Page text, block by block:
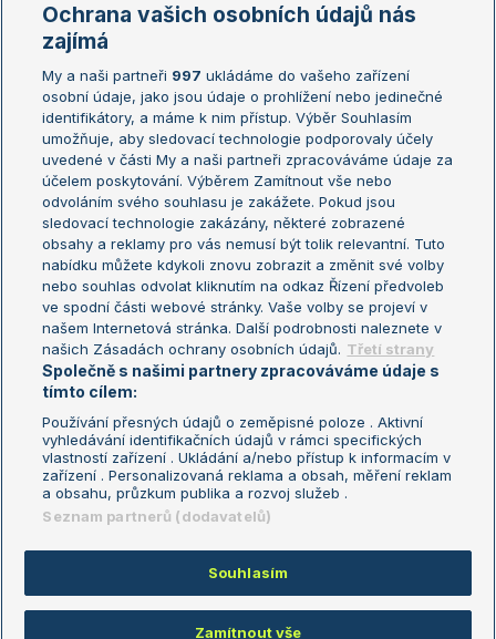
Žebříčky
Žebříček ATP (muži)
Žebříček WTA (ženy)
Sázkařský žebříček
Australian Open
French Open
Wimbledon
US Open
Turnaj mistrů
Turnaj mistryň
Aktualní trendy
Fotbalové přestupy
Livesport Daily
LS Prague Open
Podmínky užití
Nastavení soukromí
GDPR a žurnalistika
Reklama
Kontakt
Informace o zpracování osobních
údajů
Copyright © 2008-2026 TenisPortal.cz. Využíváme zpravodajství ČTK.
Ochrana vašich osobních údajů nás
zajímá
My a naši partneři 997 ukládáme do vašeho zařízení
osobní údaje, jako jsou údaje o prohlížení nebo jedinečné
identifikátory, a máme k nim přístup. Výběr Souhlasím
umožňuje, aby sledovací technologie podporovaly účely
uvedené v části My a naši partneři zpracováváme údaje za
účelem poskytování. Výběrem Zamítnout vše nebo
odvoláním svého souhlasu je zakážete. Pokud jsou
sledovací technologie zakázány, některé zobrazené
obsahy a reklamy pro vás nemusí být tolik relevantní. Tuto
nabídku můžete kdykoli znovu zobrazit a změnit své volby
nebo souhlas odvolat kliknutím na odkaz Řízení předvoleb
ve spodní části webové stránky. Vaše volby se projeví v
našem Internetová stránka. Další podrobnosti naleznete v
našich Zásadách ochrany osobních údajů. Třetí strany
Společně s našimi partnery zpracováváme údaje s
tímto cílem:
Používání přesných údajů o zeměpisné poloze . Aktivní
vyhledávání identifikačních údajů v rámci specifických
vlastností zařízení . Ukládání a/nebo přístup k informacím v
zařízení . Personalizovaná reklama a obsah, měření reklam
a obsahu, průzkum publika a rozvoj služeb .
Seznam partnerů (dodavatelů)
Souhlasím
Zamítnout vše